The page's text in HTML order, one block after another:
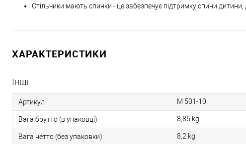
Стільчики мають спинки - це забезпечує підтримку спини
ХАРАКТЕРИСТИКИ
Інші
Артикул M 501-10
Вага брутто (в упаковці) 8,85 kg
Вага нетто (без упаковки) 8,2 kg